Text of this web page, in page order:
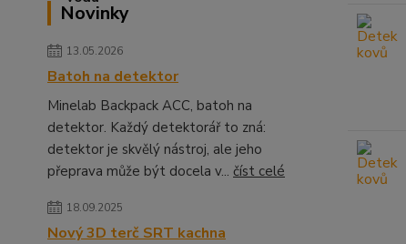
Novinky
13.05.2026
Batoh na detektor
Minelab Backpack ACC, batoh na
detektor. Každý detektorář to zná:
detektor je skvělý nástroj, ale jeho
přeprava může být docela v... číst celé
18.09.2025
Nový 3D terč SRT kachna